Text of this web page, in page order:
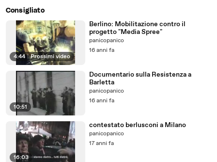
Consigliato
4:44 | Prossimi video
Berlino: Mobilitazione contro il
progetto "Media Spree"
panicopanico
16 anni fa
10:51
Documentario sulla Resistenza a
Barletta
panicopanico
16 anni fa
16:03
contestato berlusconi a Milano
panicopanico
17 anni fa